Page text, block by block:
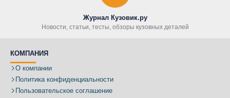
Журнал Кузовик.ру
Новости, статьи, тесты, обзоры кузовных деталей
КОМПАНИЯ
О компании
Политика конфиденциальности
Пользовательское соглашение